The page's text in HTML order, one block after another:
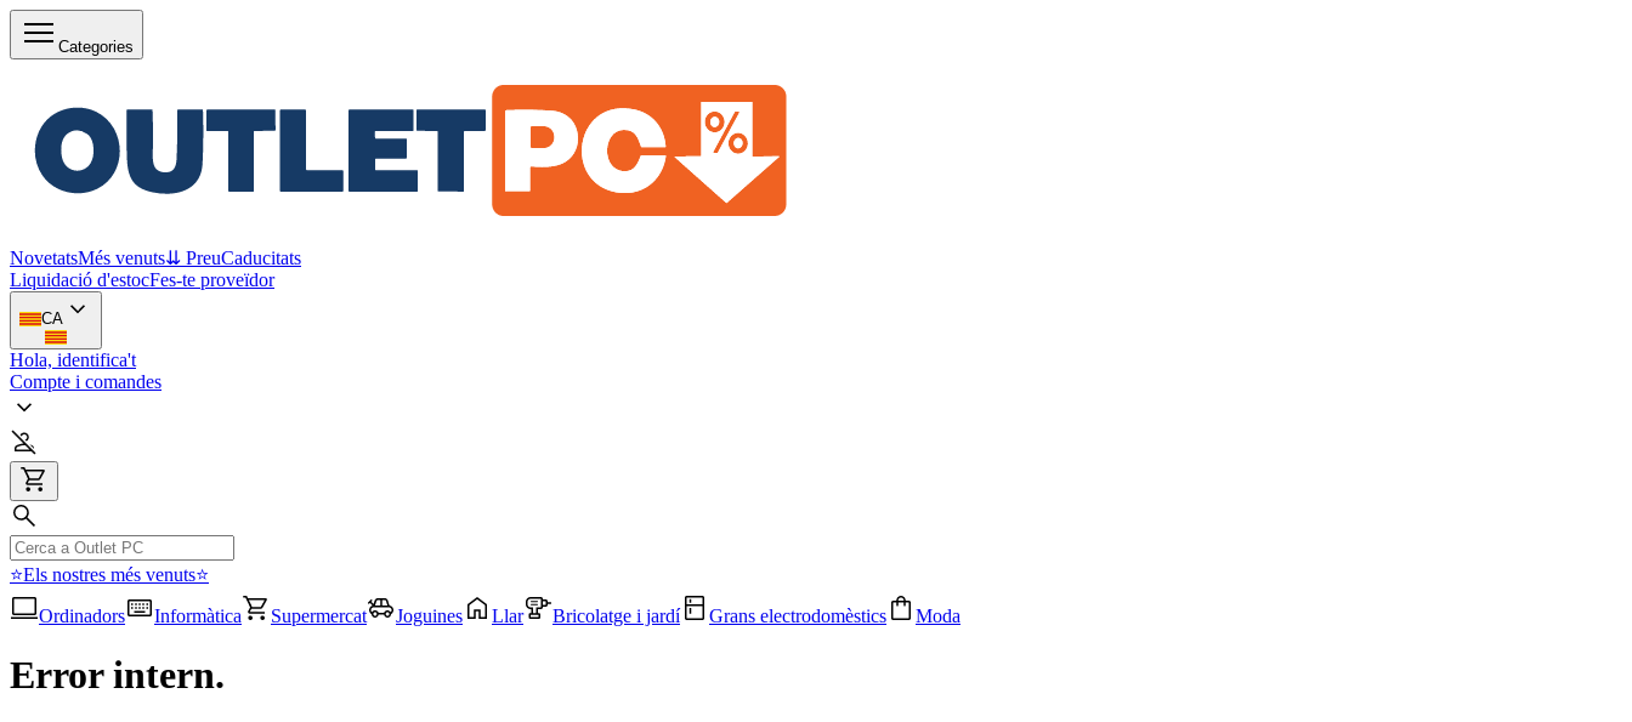
Categories
NovetatsMés venuts⇊ PreuCaducitats
Liquidació d'estocFes-te proveïdor
CA
Hola, identifica't
Compte i comandes
⭐Els nostres més venuts⭐
Ordinadors
Informàtica Supermercat Joguines Llar Bricolatge i jardí Grans electrodomèstics Moda
Error intern.